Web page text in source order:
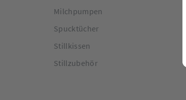
Milchpumpen
Spucktücher
Stillkissen
Stillzubehör